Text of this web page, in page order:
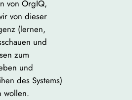
von OrgIQ,
von dieser
(lernen,
und
zum
und
des Systems)
wollen.